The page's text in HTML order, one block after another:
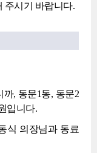
주시기 바랍니다.
, 동문1동, 동문2
입니다.
식 의장님과 동료